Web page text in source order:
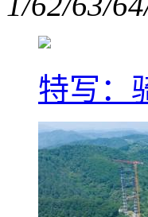
特写：